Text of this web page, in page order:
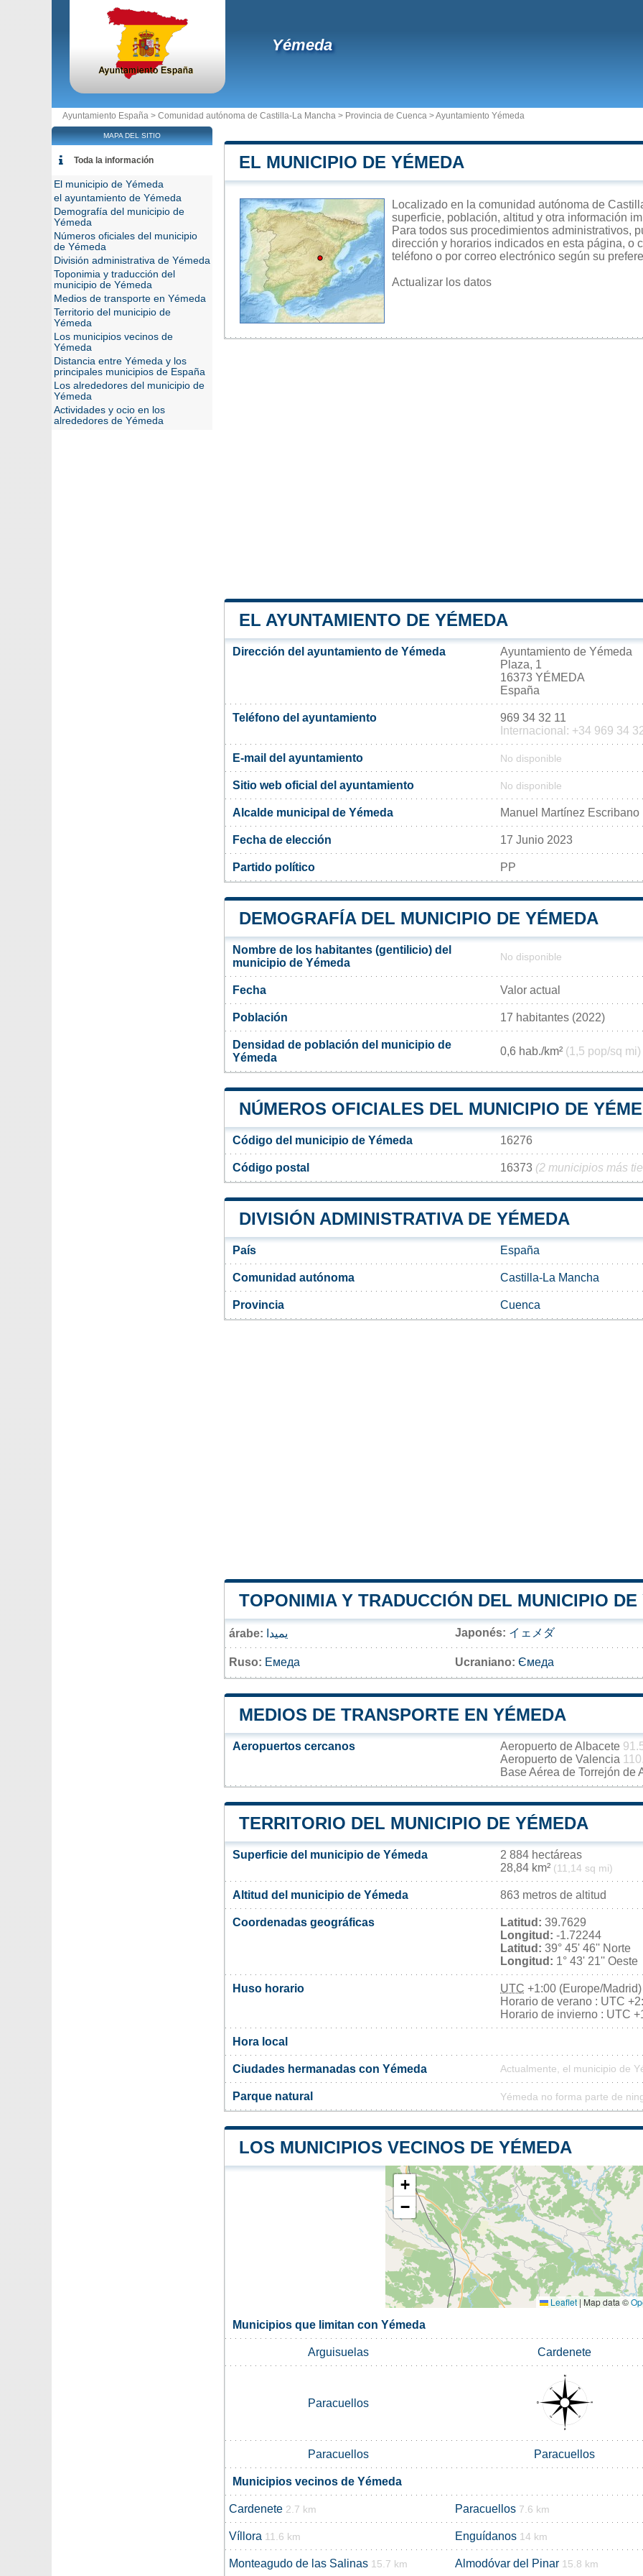
Yémeda
Ayuntamiento España > Comunidad autónoma de Castilla-La Mancha > Provincia de Cuenca >Ayuntamiento Yémeda
EL MUNICIPIO DE YÉMEDA
Localizado en la comunidad autónoma de
superficie, población, altitud y otra información
Para todos sus procedimientos administrativos,
dirección y horarios indicados en esta página, o
teléfono o por correo electrónico según su
Actualizar los datos
EL AYUNTAMIENTO DE YÉMEDA
Dirección del ayuntamiento de Yémeda
Ayuntamiento de Yémeda
Plaza, 1
16373 YÉMEDA
España
Teléfono del ayuntamiento
969 34 32 11
Internacional: +34 969 34
E-mail del ayuntamiento No disponible
Sitio web oficial del ayuntamiento No disponible
Alcalde municipal de Yémeda Manuel Martínez Escribano
Fecha de elección 17 Junio 2023
Partido político PP
DEMOGRAFÍA DEL MUNICIPIO DE YÉMEDA
Nombre de los habitantes (gentilicio) del
municipio de Yémeda
No disponible
Fecha Valor actual
Población 17 habitantes (2022)
Densidad de población del municipio de
Yémeda
0,6 hab./km² (1,5 pop/sq mi)
NÚMEROS OFICIALES DEL MUNICIPIO DE
Código del municipio de Yémeda 16276
Código postal 16373 (2 municipios más
DIVISIÓN ADMINISTRATIVA DE YÉMEDA
País España
Comunidad autónoma Castilla-La Mancha
Provincia Cuenca
TOPONIMIA Y TRADUCCIÓN DEL MUNICIPIO DE
árabe: يميدا Japonés: イェメダ
Ruso: Емеда Ucraniano: Ємеда
MEDIOS DE TRANSPORTE EN YÉMEDA
Aeropuertos cercanos Aeropuerto de Albacete
Aeropuerto de Valencia
Base Aérea de Torrejón de
TERRITORIO DEL MUNICIPIO DE YÉMEDA
Superficie del municipio de Yémeda
2 884 hectáreas
28,84 km² (11,14 sq mi)
Altitud del municipio de Yémeda 863 metros de altitud
Coordenadas geográficas Latitud: 39.7629
Longitud: -1.72244
Latitud: 39° 45' 46'' Norte
Longitud: 1° 43' 21'' Oeste
Huso horario UTC +1:00 (Europe/Madrid)
Horario de verano : UTC
Horario de invierno : UTC
Hora local
Ciudades hermanadas con Yémeda Actualmente, el municipio de
Parque natural Yémeda no forma parte de
LOS MUNICIPIOS VECINOS DE YÉMEDA
+
−
Leaflet | Map data ©
Municipios que limitan con Yémeda
Arguisuelas Cardenete
Paracuellos
Paracuellos Paracuellos
Municipios vecinos de Yémeda
Cardenete 2.7 km Paracuellos 7.6 km
Víllora 11.6 km Enguídanos 14 km
Monteagudo de las Salinas 15.7 km Almodóvar del Pinar 15.8 km
MAPA DEL SITIO
Toda la información
El municipio de Yémeda
el ayuntamiento de Yémeda
Demografía del municipio de
Yémeda
Números oficiales del municipio
de Yémeda
División administrativa de Yémeda
Toponimia y traducción del
municipio de Yémeda
Medios de transporte en Yémeda
Territorio del municipio de
Yémeda
Los municipios vecinos de
Yémeda
Distancia entre Yémeda y los
principales municipios de España
Los alrededores del municipio de
Yémeda
Actividades y ocio en los
alrededores de Yémeda